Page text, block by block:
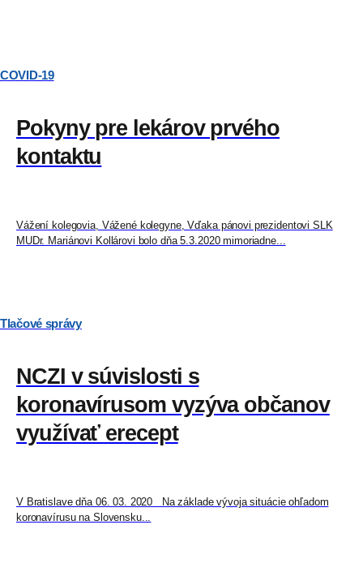
COVID-19
Pokyny pre lekárov prvého
kontaktu
Vážení kolegovia, Vážené kolegyne, Vďaka pánovi prezidentovi SLK
MUDr. Mariánovi Kollárovi bolo dňa 5.3.2020 mimoriadne...
Tlačové správy
NCZI v súvislosti s
koronavírusom vyzýva občanov
využívať erecept
V Bratislave dňa 06. 03. 2020 Na základe vývoja situácie ohľadom
koronavírusu na Slovensku...